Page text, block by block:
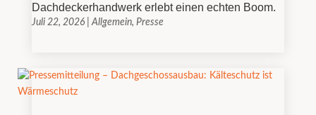
Dachdeckerhandwerk erlebt einen echten Boom.
Juli 22, 2026|Allgemein, Presse